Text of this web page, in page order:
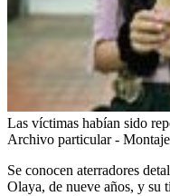
Las víctimas habían sido
Archivo particular -
Se conocen aterradores
Olaya, de nueve años, y su